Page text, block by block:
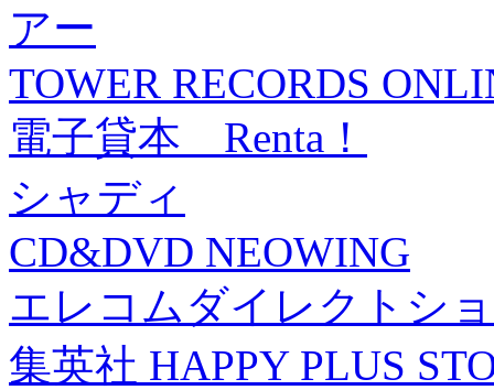
アー
TOWER RECORDS
電子貸本 Renta！
シャディ
CD&DVD NEOWING
エレコムダイレクトシ
集英社 HAPPY PLUS